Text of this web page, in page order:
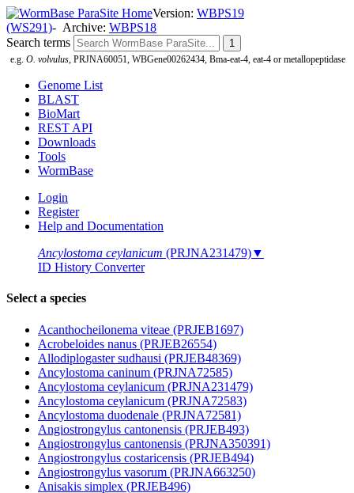
Version: WBPS19
(WS291)- Archive: WBPS18
Search terms
e.g. O. volvulus, PRJNA60051, WBGene00262434, Bma-eat-4, eat-4 or metallopeptidase
Genome List
BLAST
BioMart
REST API
Downloads
Tools
WormBase
Login
Register
Help and Documentation
Ancylostoma ceylanicum (PRJNA231479)▼
ID History Converter
Select a species
Acanthocheilonema viteae (PRJEB1697)
Acrobeloides nanus (PRJEB26554)
Allodiplogaster sudhausi (PRJEB48369)
Ancylostoma caninum (PRJNA72585)
Ancylostoma ceylanicum (PRJNA231479)
Ancylostoma ceylanicum (PRJNA72583)
Ancylostoma duodenale (PRJNA72581)
Angiostrongylus cantonensis (PRJEB493)
Angiostrongylus cantonensis (PRJNA350391)
Angiostrongylus costaricensis (PRJEB494)
Angiostrongylus vasorum (PRJNA663250)
Anisakis simplex (PRJEB496)